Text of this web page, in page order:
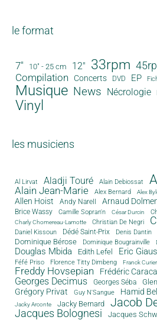
le format
7" 10" - 25 cm 12" 33rpm
Compilation Concerts DVD EP
Musique News Nécrologie
Vinyl
les musiciens
Al Lirvat Aladji Touré Alain Debiossat
Alain Jean-Marie Alex Bernard Alex
Allen Hoist Andy Narell Arnaud
Brice Wassy Camille Sopran'n César Durcin
Charly Chomereau-Lamotte Christian De Negri
Daniel Kissoun Dédé Saint-Prix Denis Dantin
Dominique Bérose Dominique Bougrainville
Douglas Mbida Edith Lefel Eric
Féfé Priso Florence Titty Dimbeng Franck Curier
Freddy Hovsepian Frédéric
Georges Decimus Georges Séba
Grégory Privat Guy N'Sangue Hamid
Jacky Arconte
Jacky Bernard Jacob
Jacques Bolognesi Jacques